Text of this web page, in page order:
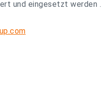
und eingesetzt werden .